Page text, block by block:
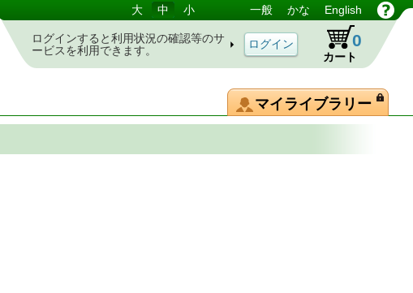
大 中 小 一般 かな English
ログインすると利用状況の確認等のサ
ービスを利用できます。
カート
0
マイライブラリー